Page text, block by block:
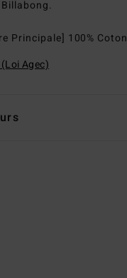
Principale] 100% Coton
Agec)